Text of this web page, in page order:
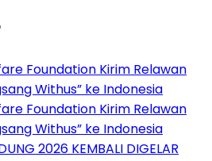
Foundation Kirim Relawan
Withus” ke Indonesia
Foundation Kirim Relawan
Withus” ke Indonesia
2026 KEMBALI DIGELAR